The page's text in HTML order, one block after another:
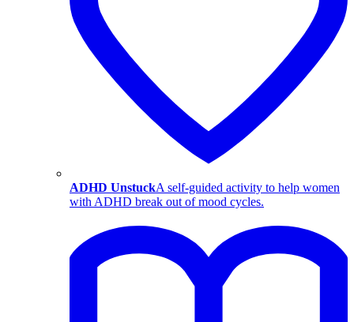
ADHD UnstuckA self-guided activity to help women
with ADHD break out of mood cycles.